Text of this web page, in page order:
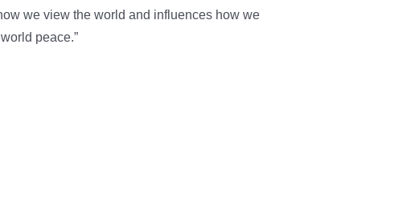
we view the world and influences how we
peace.”